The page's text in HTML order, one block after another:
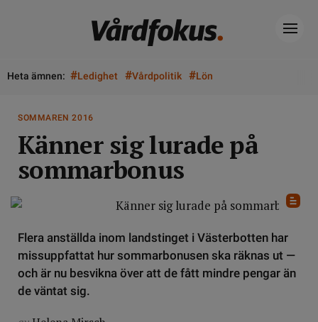
Heta ämnen: #Ledighet #Vårdpolitik #Lön
SOMMAREN 2016
Känner sig lurade på
sommarbonus
Flera anställda inom landstinget i Västerbotten har
missuppfattat hur sommarbonusen ska räknas ut —
och är nu besvikna över att de fått mindre pengar än
de väntat sig.